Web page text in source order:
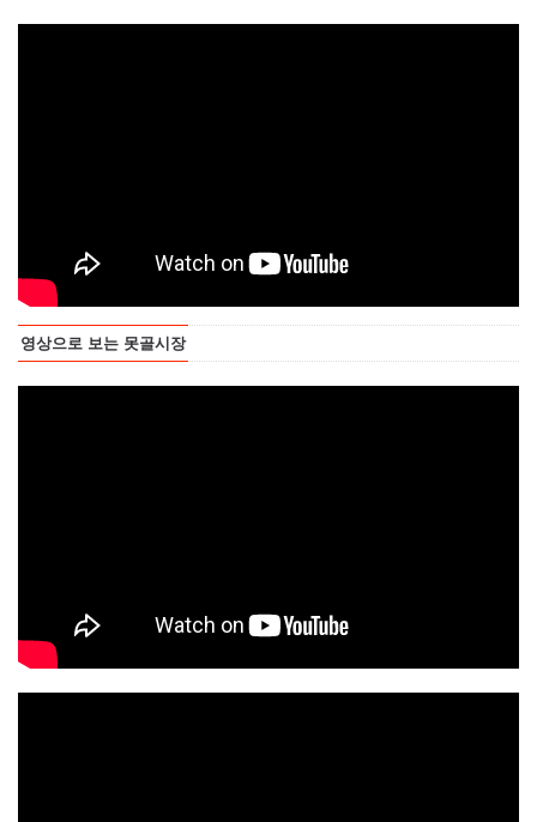
영상으로 보는 못골시장